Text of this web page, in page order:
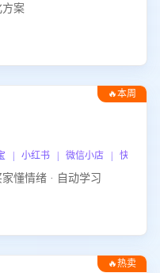
方案
🔥本周
| 小红书 | 微信小店 | 快手 |
懂情绪 · 自动学习
🔥热卖